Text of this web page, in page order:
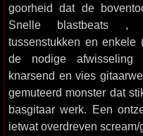
goorheid dat de
Snelle blastbeats ,
tussenstukken en enkele
de nodige afwisseling
knarsend en vies
gemuteerd monster dat
basgitaar werk. Een
ietwat overdreven